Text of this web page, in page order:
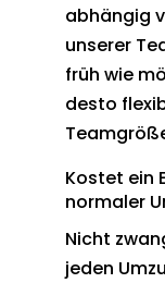
abhängig
unserer
früh wie
desto
Kostet ein
normaler
Nicht
jeden